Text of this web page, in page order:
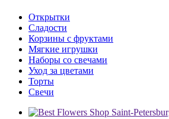
Открытки
Сладости
Корзины с фруктами
Мягкие игрушки
Наборы со свечами
Уход за цветами
Торты
Свечи